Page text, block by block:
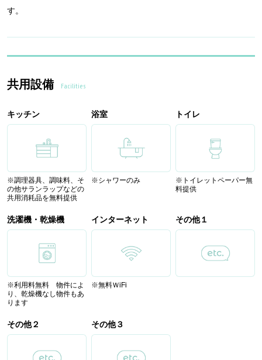
す。
共用設備 Facilities
キッチン
※調理器具、調味料、そ
の他サランラップなどの
共用消耗品を無料提供
浴室
※シャワーのみ
トイレ
※トイレットペーパー無
料提供
洗濯機・乾燥機
※利用料無料 物件によ
り、乾燥機なし物件もあ
ります
インターネット
※無料ＷiFi
その他１
その他２ その他３